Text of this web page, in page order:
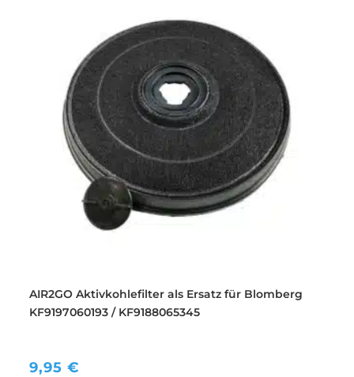
AIR2GO Aktivkohlefilter als Ersatz für Blomberg
KF9197060193 / KF9188065345
9,95€